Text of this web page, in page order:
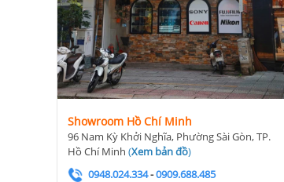
Showroom Hồ Chí Minh
96 Nam Kỳ Khởi Nghĩa, Phường Sài Gòn, TP.
Hồ Chí Minh (Xem bản đồ)
0948.024.334-0909.688.485